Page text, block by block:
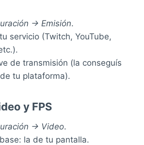
→ Emisión.
servicio (Twitch, YouTube,
de transmisión (la conseguís
tu plataforma).
y FPS
→ Video.
la de tu pantalla.